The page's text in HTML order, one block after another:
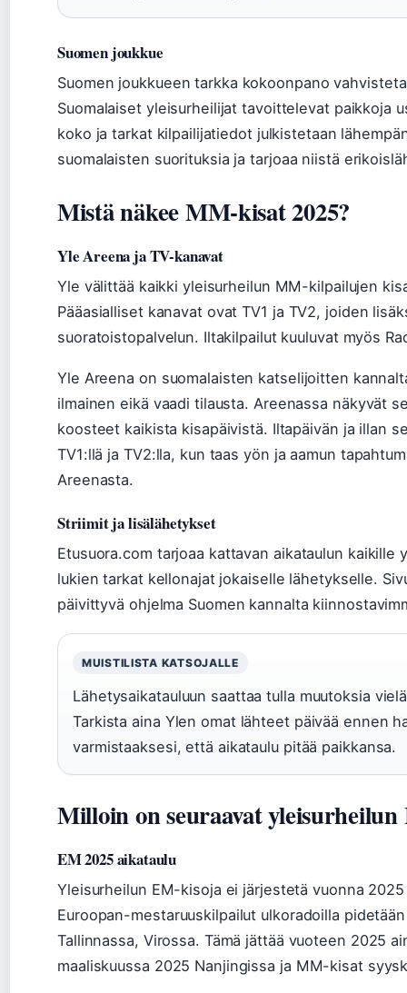
Suomen joukkue
Suomen joukkueen tarkka kokoonpano
Suomalaiset yleisurheilijat tavoittelevat paikkoja
koko ja tarkat kilpailijatiedot julkistetaan
suomalaisten suorituksia ja tarjoaa niistä
Mistä näkee MM-kisat 2025?
Yle Areena ja TV-kanavat
Yle välittää kaikki yleisurheilun MM-kilpailujen
Pääasialliset kanavat ovat TV1 ja TV2, joiden
suoratoistopalvelun. Iltakilpailut kuuluvat myös
Yle Areena on suomalaisten katselijoitten
ilmainen eikä vaadi tilausta. Areenassa näkyvät
koosteet kaikista kisapäivistä. Iltapäivän ja illan
TV1:llä ja TV2:lla, kun taas yön ja aamun
Areenasta.
Striimit ja lisälähetykset
Etusuora.com tarjoaa kattavan aikataulun kaikille
lukien tarkat kellonajat jokaiselle lähetykselle.
päivittyvä ohjelma Suomen kannalta
MUISTILISTA KATSOJALLE
Lähetysaikatauluun saattaa tulla muutoksia
Tarkista aina Ylen omat lähteet päivää ennen
varmistaaksesi, että aikataulu pitää paikkansa.
Milloin on seuraavat
EM 2025 aikataulu
Yleisurheilun EM-kisoja ei järjestetä vuonna
Euroopan-mestaruuskilpailut ulkoradoilla
Tallinnassa, Virossa. Tämä jättää vuoteen 2025
maaliskuussa 2025 Nanjingissa ja MM-kisat